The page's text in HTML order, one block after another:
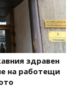
здравен
на работещи